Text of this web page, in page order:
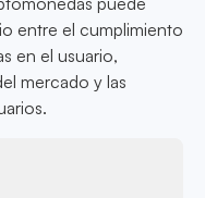
entre el cumplimiento
en el usuario,
mercado y las